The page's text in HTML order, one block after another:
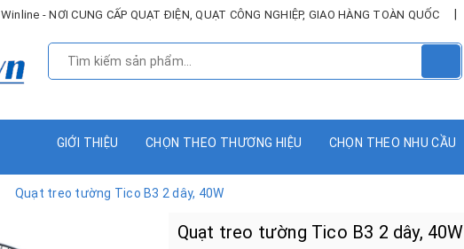
Winline - NƠI CUNG CẤP QUẠT ĐIỆN, QUẠT CÔNG NGHIỆP, GIAO HÀNG TOÀN QUỐC
GIỚI THIỆU CHỌN THEO THƯƠNG HIỆU CHỌN THEO NHU CẦU
Quạt treo tường Tico B3 2 dây, 40W
Quạt treo tường Tico B3 2 dây, 40W